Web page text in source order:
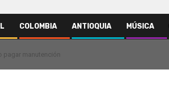
COLOMBIA ANTIOQUIA MÚSICA
pagar manutención